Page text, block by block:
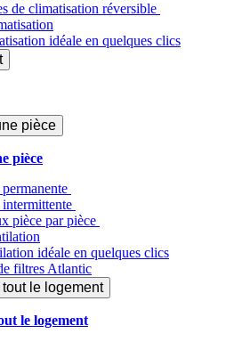
de climatisation réversible
idéale en quelques clics
pièce
pièce
pièce par pièce
idéale en quelques clics
filtres Atlantic
le logement
le logement